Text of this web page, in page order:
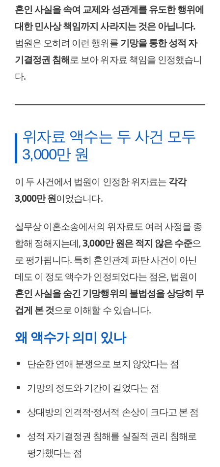
혼인 사실을 속여 교제와 성관계를 유도한 행위에
대한 민사상 책임까지 사라지는 것은 아닙니다.
법원은 오히려 이런 행위를기망을 통한 성적 자
기결정권 침해로 보아 위자료 책임을 인정했습니
다.
위자료 액수는 두 사건 모두
3,000만 원
이 두 사건에서 법원이 인정한 위자료는각각
3,000만 원이었습니다.
실무상 이혼소송에서의 위자료도 여러 사정을 종
합해 정해지는데,3,000만 원은 적지 않은 수준으
로 평가됩니다. 특히 혼인관계 파탄 사건이 아닌
데도 이 정도 액수가 인정되었다는 점은, 법원이
혼인 사실을 숨긴 기망행위의 불법성을 상당히 무
겁게 본 것으로 이해할 수 있습니다.
왜 액수가 의미 있나
단순한 연애 분쟁으로 보지 않았다는 점
기망의 정도와 기간이 길었다는 점
상대방의 인격적·정서적 손상이 크다고 본 점
성적 자기결정권 침해를 실질적 권리 침해로
평가했다는 점